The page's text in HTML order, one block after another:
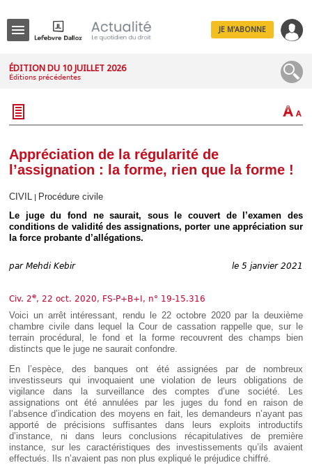
IT
JE M'ABONNE
ÉDITION DU 10 JUILLET 2026
Éditions précédentes
Appréciation de la régularité de
l’assignation : la forme, rien que la forme !
CIVIL
Procédure civile
Le juge du fond ne saurait, sous le couvert de l’examen des
conditions de validité des assignations, porter une appréciation sur
la force probante d’allégations.
par Mehdi Kebir le 5 janvier 2021
Civ. 2e, 22 oct. 2020, FS-P+B+I, n° 19-15.316
Voici un arrêt intéressant, rendu le 22 octobre 2020 par la deuxième
chambre civile dans lequel la Cour de cassation rappelle que, sur le
terrain procédural, le fond et la forme recouvrent des champs bien
distincts que le juge ne saurait confondre.
En l’espèce, des banques ont été assignées par de nombreux
investisseurs qui invoquaient une violation de leurs obligations de
vigilance dans la surveillance des comptes d’une société. Les
assignations ont été annulées par les juges du fond en raison de
l’absence d’indication des moyens en fait, les demandeurs n’ayant pas
apporté de précisions suffisantes dans leurs exploits introductifs
d’instance, ni dans leurs conclusions récapitulatives de première
instance, sur les caractéristiques des investissements qu’ils avaient
effectués. Ils n’avaient pas non plus expliqué le préjudice chiffré.